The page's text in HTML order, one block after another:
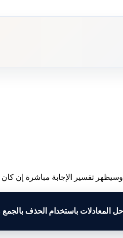
تفسير الإجابة مباشرة إن كان
حل المعادلات باستخدام الحذف